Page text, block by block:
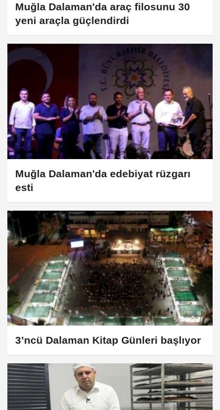
Muğla Dalaman'da araç filosunu 30
yeni araçla güçlendirdi
Muğla Dalaman'da edebiyat rüzgarı
esti
3’ncü Dalaman Kitap Günleri başlıyor